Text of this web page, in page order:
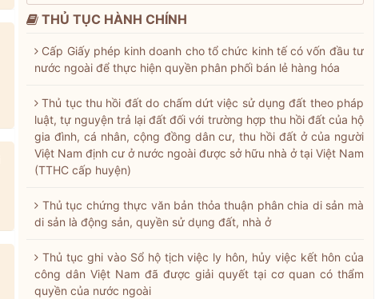
THỦ TỤC HÀNH CHÍNH
Cấp Giấy phép kinh doanh cho tổ chức kinh tế có vốn đầu tư
nước ngoài để thực hiện quyền phân phối bán lẻ hàng hóa
Thủ tục thu hồi đất do chấm dứt việc sử dụng đất theo pháp
luật, tự nguyện trả lại đất đối với trường hợp thu hồi đất của hộ
gia đình, cá nhân, cộng đồng dân cư, thu hồi đất ở của người
Việt Nam định cư ở nước ngoài được sở hữu nhà ở tại Việt Nam
(TTHC cấp huyện)
Thủ tục chứng thực văn bản thỏa thuận phân chia di sản mà
di sản là động sản, quyền sử dụng đất, nhà ở
Thủ tục ghi vào Sổ hộ tịch việc ly hôn, hủy việc kết hôn của
công dân Việt Nam đã được giải quyết tại cơ quan có thẩm
quyền của nước ngoài